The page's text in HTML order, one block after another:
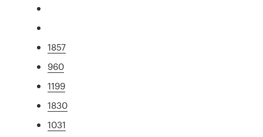
1857
960
1199
1830
1031